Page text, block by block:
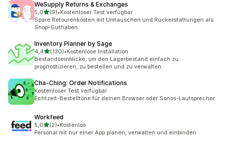
WeSupply Returns & Exchanges
5,0von 5 Sternen
(9)
9 Rezensionen insgesamt
•Kostenloser Test verfügbar
Spare Retourenkosten mit Umtauschen und Rückerstattungen als
Shop-Guthaben
Inventory Planner by Sage
4,4von 5 Sternen
(130)
130 Rezensionen insgesamt
•Kostenlose Installation
Bestandseinblicke, um den Lagerbestand einfach zu
prognostizieren, zu bestellen und zu verwalten.
Cha‑Ching: Order Notifications
Kostenloser Test verfügbar
Echtzeit-Bestelltöne für deinen Browser oder Sonos-Lautsprecher.
Workfeed
5,0von 5 Sternen
(2)
2 Rezensionen insgesamt
•Kostenlos
Personal mit nur einer App planen, verwalten und einbinden